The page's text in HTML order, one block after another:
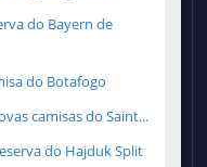
do Bayern de
do Botafogo
camisas do Saint...
do Hajduk Split